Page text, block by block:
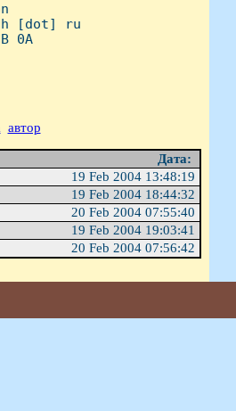
[dot] ru
0A
автор
Дата:
19 Feb 2004 13:48:19
19 Feb 2004 18:44:32
20 Feb 2004 07:55:40
19 Feb 2004 19:03:41
20 Feb 2004 07:56:42